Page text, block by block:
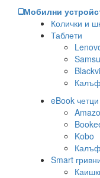
Мобилни
Колички и
Таблети
eBook четци
Kobo
Smart